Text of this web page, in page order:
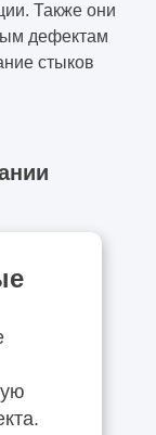
Также они
дефектам
стыков